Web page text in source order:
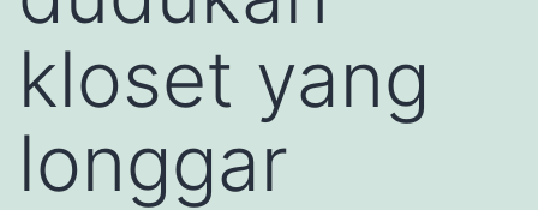
kloset yang
longgar